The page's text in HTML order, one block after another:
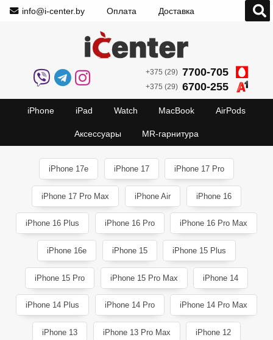
info@i-center.by Оплата Доставка
+375 (29) 7700-705
+375 (29) 6700-255
iPhone iPad Watch MacBook AirPods
Аксессуары MR-гарнитура
iPhone 17e iPhone 17 iPhone 17 Pro
iPhone 17 Pro Max iPhone Air iPhone 16
iPhone 16 Plus iPhone 16 Pro iPhone 16 Pro Max
iPhone 16e iPhone 15 iPhone 15 Plus
iPhone 15 Pro iPhone 15 Pro Max iPhone 14
iPhone 14 Plus iPhone 14 Pro iPhone 14 Pro Max
iPhone 13 iPhone 13 Pro Max iPhone 12